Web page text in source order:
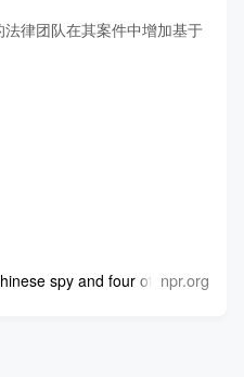
律团队在其案件中增加基于
spy and four othernpr.org